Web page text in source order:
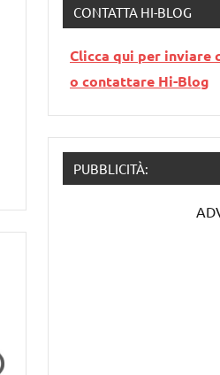
CONTATTA HI-BLOG
Clicca qui per inviare
o contattare Hi-Blog
PUBBLICITÀ: